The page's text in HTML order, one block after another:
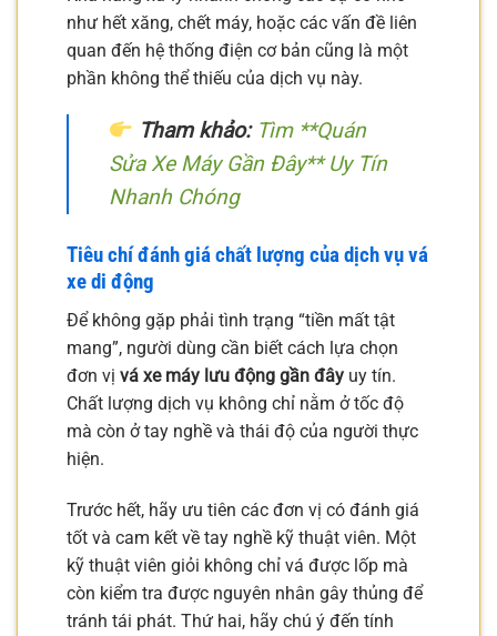
như hết xăng, chết máy, hoặc các vấn đề liên
quan đến hệ thống điện cơ bản cũng là một
phần không thể thiếu của dịch vụ này.
Tham khảo: Tìm **Quán
Sửa Xe Máy Gần Đây** Uy Tín
Nhanh Chóng
Tiêu chí đánh giá chất lượng của dịch vụ vá
xe di động
Để không gặp phải tình trạng “tiền mất tật
mang”, người dùng cần biết cách lựa chọn
đơn vị vá xe máy lưu động gần đây uy tín.
Chất lượng dịch vụ không chỉ nằm ở tốc độ
mà còn ở tay nghề và thái độ của người thực
hiện.
Trước hết, hãy ưu tiên các đơn vị có đánh giá
tốt và cam kết về tay nghề kỹ thuật viên. Một
kỹ thuật viên giỏi không chỉ vá được lốp mà
còn kiểm tra được nguyên nhân gây thủng để
tránh tái phát. Thứ hai, hãy chú ý đến tính